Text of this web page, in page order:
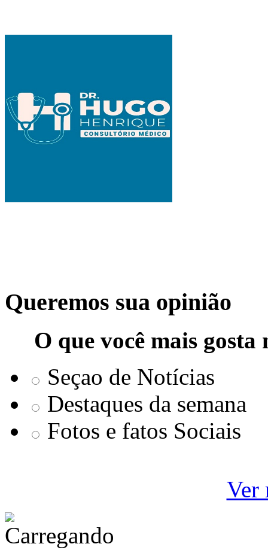
Queremos sua opinião
O que você mais
Seçao de Notícias
Destaques da semana
Fotos e fatos Sociais
Ver